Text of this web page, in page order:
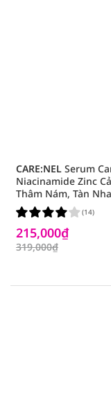
CARE:NEL Serum
Niacinamide Zinc
Thâm Nám, Tàn
Trắng Sáng Da 30ml
215,000₫
319,000₫
(14)